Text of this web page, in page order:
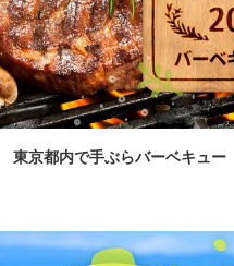
東京都内で手ぶらバーベキュー